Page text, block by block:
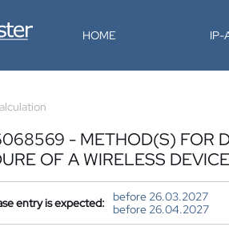
HOME IP-
- METHOD(S) FOR
OF A WIRELESS
entry is expected:
before 26.03.2027
before 26.04.2027